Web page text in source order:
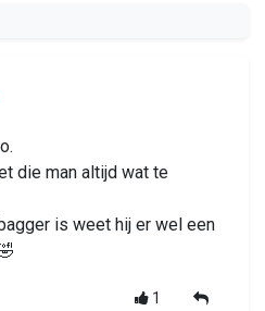
die man altijd wat te
is weet hij er wel een
1